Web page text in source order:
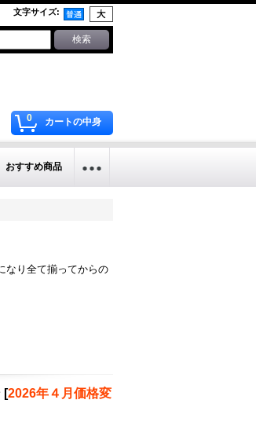
文字サイズ:
0 カートの中身
おすすめ商品
なり全て揃ってからの
[2026年４月価格変